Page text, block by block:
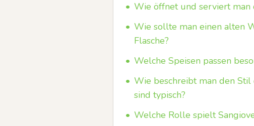
• Wie öffnet und serviert man
• Wie sollte man einen alten
Flasche?
• Welche Speisen passen
• Wie beschreibt man den
sind typisch?
• Welche Rolle spielt